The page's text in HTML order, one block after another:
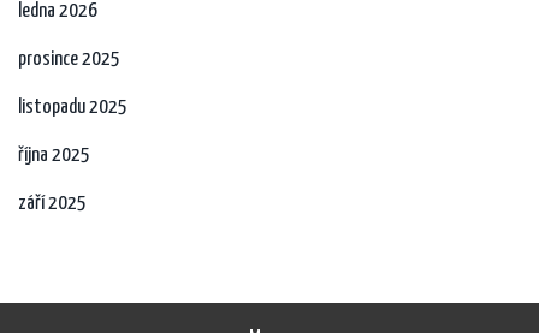
ledna 2026
prosince 2025
listopadu 2025
října 2025
září 2025